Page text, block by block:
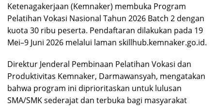
Ketenagakerjaan (Kemnaker) membuka Program
Pelatihan Vokasi Nasional Tahun 2026 Batch 2 dengan
kuota 30 ribu peserta. Pendaftaran dilakukan pada 19
Mei–9 Juni 2026 melalui laman skillhub.kemnaker.go.id.
Direktur Jenderal Pembinaan Pelatihan Vokasi dan
Produktivitas Kemnaker, Darmawansyah, mengatakan
bahwa program ini diprioritaskan untuk lulusan
SMA/SMK sederajat dan terbuka bagi masyarakat